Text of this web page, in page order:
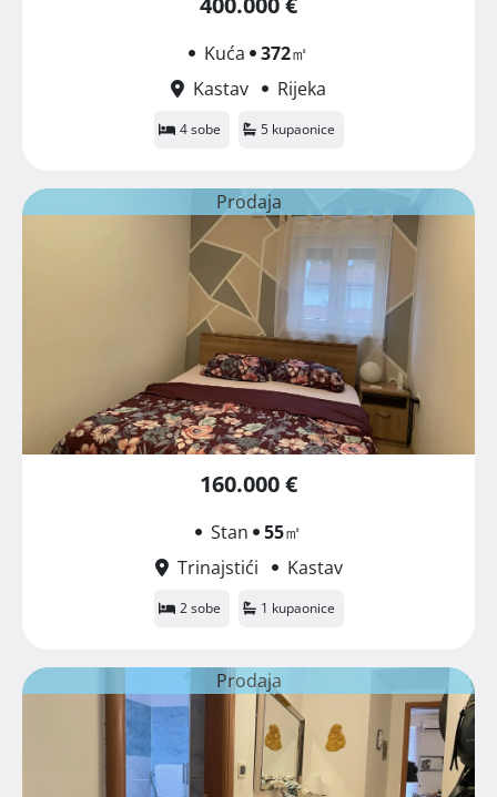
Kuća 372㎡
Kastav
Rijeka
4 sobe 5 kupaonice
Prodaja
160.000 €
Stan 55㎡
Trinajstići
Kastav
2 sobe 1 kupaonice
Prodaja